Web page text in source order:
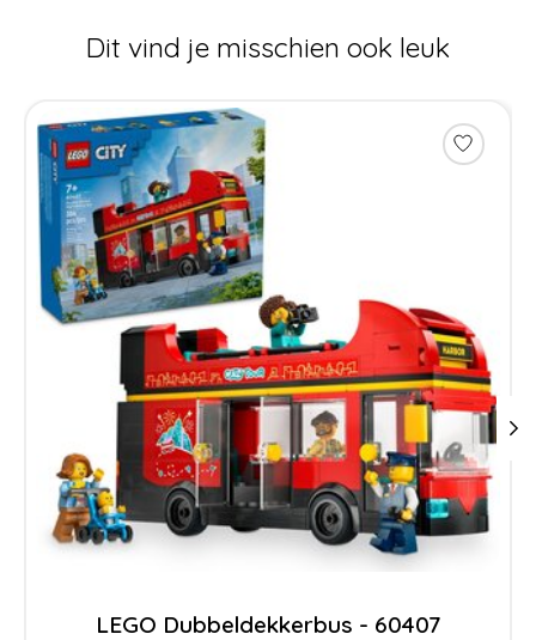
Dit vind je misschien ook leuk
Items van productcarrousel
LEGO Dubbeldekkerbus - 60407